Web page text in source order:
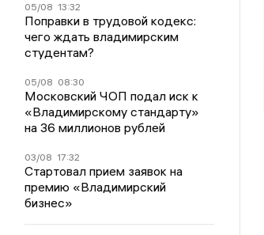
05/08 13:32
Поправки в трудовой кодекс:
чего ждать владимирским
студентам?
05/08 08:30
Московский ЧОП подал иск к
«Владимирскому стандарту»
на 36 миллионов рублей
03/08 17:32
Стартовал прием заявок на
премию «Владимирский
бизнес»